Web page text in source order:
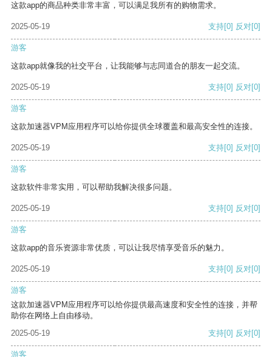
这款app的商品种类非常丰富，可以满足我所有的购物需求。
2025-05-19 支持[0] 反对[0]
游客
这款app就像我的社交平台，让我能够与志同道合的朋友一起交流。
2025-05-19 支持[0] 反对[0]
游客
这款加速器VPM应用程序可以给你提供全球覆盖和最高安全性的连接。
2025-05-19 支持[0] 反对[0]
游客
这款软件非常实用，可以帮助我解决很多问题。
2025-05-19 支持[0] 反对[0]
游客
这款app的音乐资源非常优质，可以让我尽情享受音乐的魅力。
2025-05-19 支持[0] 反对[0]
游客
这款加速器VPM应用程序可以给你提供最高速度和安全性的连接，并帮
助你在网络上自由移动。
2025-05-19
支持[0] 反对[0]
游客